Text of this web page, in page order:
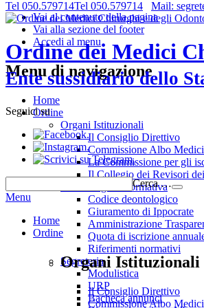
Vai al contenuto della pagina
Vai alla sezione del footer
Accedi al menu
Tel 050.579714Tel 050.579714 Mail:
Ordine dei Medici
Ente sussidiario dello
Seguici su
.
.
.
Cerca …
Menu
Home
Ordine
Organi Istituzionali
Il Consiglio Direttivo
Commissione Albo
Menu di navigazione
Home
Ordine
Organi Istituzionali
Il Consiglio Direttivo
Commissione Albo
La Commissione per gli
Il Collegio dei Revisori
Deontologia e normativa
Codice deontologico
Giuramento di Ippocrate
Amministrazione
Quota di iscrizione
Riferimenti normativi
Segreteria
Modulistica
URP
Bacheca annunci